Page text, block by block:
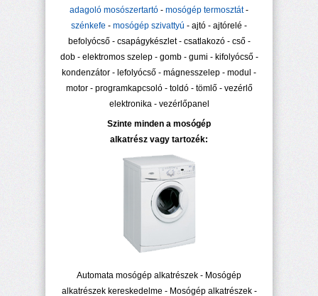
adagoló mosószertartó - mosógép termosztát-
szénkefe - mosógép szivattyú - ajtó - ajtórelé -
befolyócső - csapágykészlet - csatlakozó - cső -
dob - elektromos szelep - gomb - gumi - kifolyócső -
kondenzátor - lefolyócső - mágnesszelep - modul -
motor - programkapcsoló - toldó - tömlő - vezérlő
elektronika - vezérlőpanel
Szinte minden a mosógép
alkatrész vagy tartozék:
Automata mosógép alkatrészek - Mosógép
alkatrészek kereskedelme - Mosógép alkatrészek -